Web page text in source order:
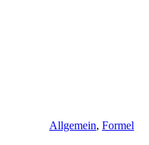
Allgemein, Formel